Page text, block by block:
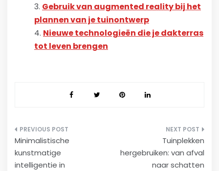
Gebruik van augmented reality bij het
plannen van je tuinontwerp
Nieuwe technologieën die je dakterras
tot leven brengen
Bericht
navigatie
Minimalistische
kunstmatige
intelligentie in
Tuinplekken
hergebruiken: van afval
naar schatten